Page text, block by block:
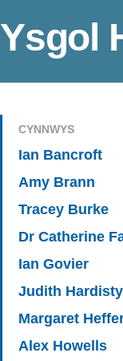
Ysgol
CYNNWYS
Ian Bancroft
Amy Brann
Tracey Burke
Dr Catherine
Ian Govier
Judith Hardisty
Margaret
Alex Howells